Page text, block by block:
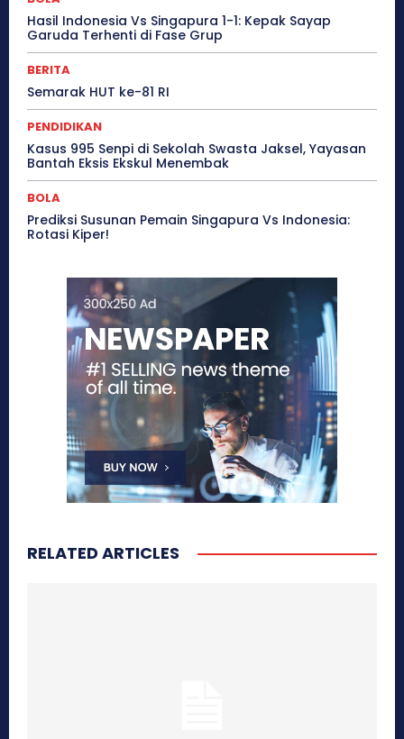
Hasil Indonesia Vs Singapura 1-1: Kepak Sayap
Garuda Terhenti di Fase Grup
BERITA
Semarak HUT ke-81 RI
PENDIDIKAN
Kasus 995 Senpi di Sekolah Swasta Jaksel, Yayasan
Bantah Eksis Ekskul Menembak
BOLA
Prediksi Susunan Pemain Singapura Vs Indonesia:
Rotasi Kiper!
RELATED ARTICLES